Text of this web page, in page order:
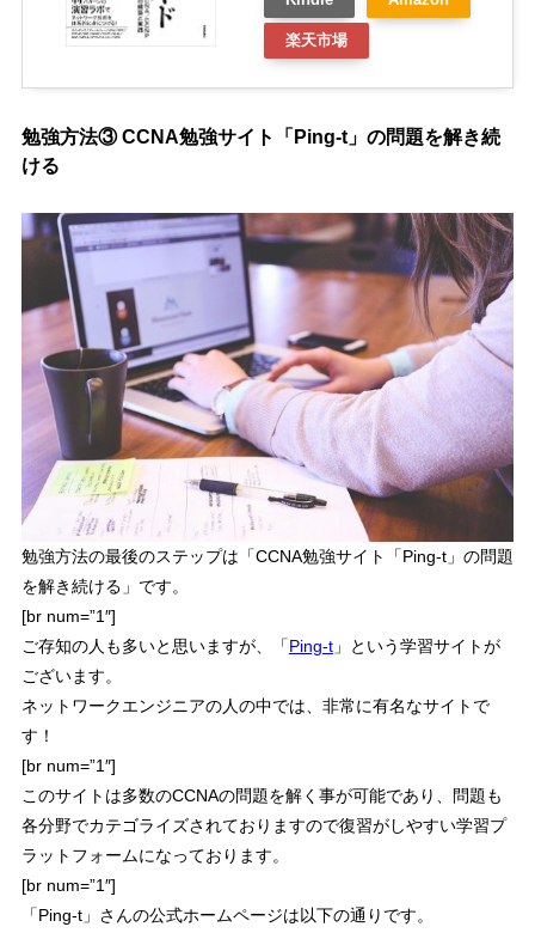
楽天市場
勉強方法③ CCNA勉強サイト「Ping-t」の問題を解き続
ける
勉強方法の最後のステップは「CCNA勉強サイト「Ping-t」の問題
を解き続ける 」です。
[br num=”1″]
ご存知の人も多いと思いますが、「Ping-t」という学習サイトが
ございます。
ネットワークエンジニアの人の中では、非常に有名なサイトで
す！
[br num=”1″]
このサイトは多数のCCNAの問題を解く事が可能であり、
問題も
各分野でカテゴライズされておりますので復習がしやすい学習プ
ラットフォームになっております。
[br num=”1″]
「Ping-t」さんの公式ホームページは以下の通りです。